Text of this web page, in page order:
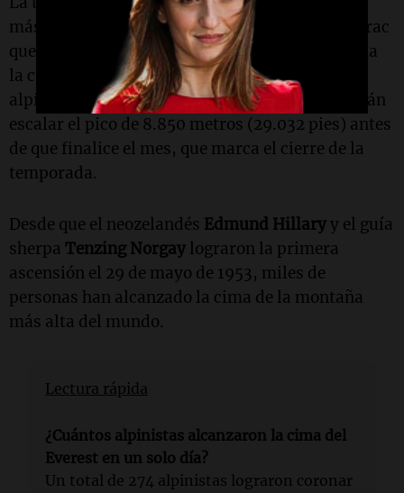
más tarde de lo habitual debido a un enorme serac
que representaba un riesgo en la ruta clave hacia
la cumbre. Se estima que alrededor de 494
alpinistas, junto con sus guías sherpa, intentarán
escalar el pico de 8.850 metros (29.032 pies) antes
de que finalice el mes, que marca el cierre de la
temporada.
Desde que el neozelandés Edmund Hillaryy el guía
sherpa Tenzing Norgay lograron la primera
ascensión el 29 de mayo de 1953, miles de
personas han alcanzado la cima de la montaña
más alta del mundo.
Lectura rápida
¿Cuántos alpinistas alcanzaron la cima del
Everest en un solo día?
Un total de 274 alpinistas lograron coronar